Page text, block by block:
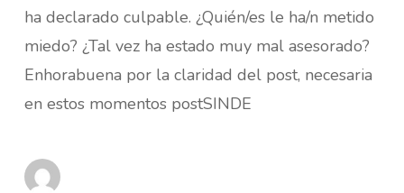
ha declarado culpable. ¿Quién/es le ha/n metido
miedo? ¿Tal vez ha estado muy mal asesorado?
Enhorabuena por la claridad del post, necesaria
en estos momentos postSINDE